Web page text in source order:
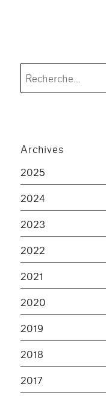
Archives
2025
2024
2023
2022
2021
2020
2019
2018
2017